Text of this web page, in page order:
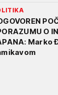
O
Marko